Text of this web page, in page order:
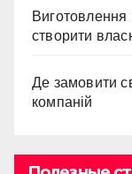
створити
Де замовити
компаній